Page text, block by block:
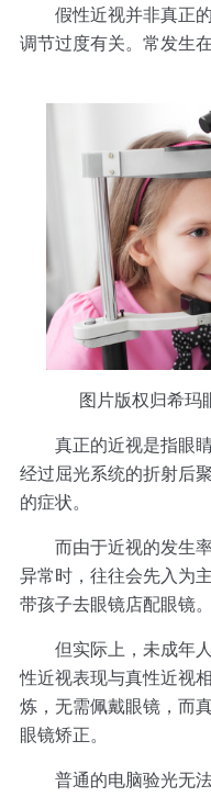
假性近视并非真正的
调节过度有关。常发生
图片版权归希玛眼
真正的近视是指眼睛
经过屈光系统的折射后
的症状。
而由于近视的发生率
异常时，往往会先入为
带孩子去眼镜店配眼镜。
但实际上，未成年人
性近视表现与真性近视
炼，无需佩戴眼镜，而
眼镜矫正。
普通的电脑验光无法